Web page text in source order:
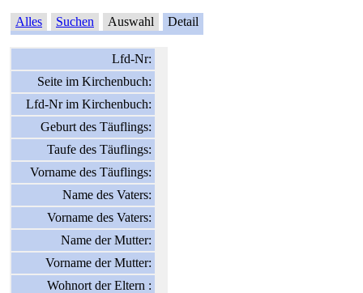
Alles Suchen Auswahl Detail
Lfd-Nr:
Seite im Kirchenbuch:
Lfd-Nr im Kirchenbuch:
Geburt des Täuflings:
Taufe des Täuflings:
Vorname des Täuflings:
Name des Vaters:
Vorname des Vaters:
Name der Mutter:
Vorname der Mutter:
Wohnort der Eltern :